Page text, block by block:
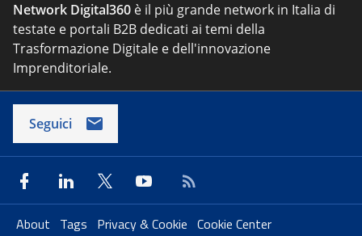
Network Digital360 è il più grande network in Italia di
testate e portali B2B dedicati ai temi della
Trasformazione Digitale e dell'innovazione
Imprenditoriale.
Seguici
About Tags Privacy & Cookie Cookie Center